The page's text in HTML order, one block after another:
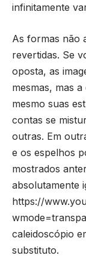
infinitamente
As formas não
revertidas. Se
oposta, as
mesmas, mas
mesmo suas
contas se
outras. Em
e os espelhos
mostrados
absolutamente
https://
caleidoscópio
substituto.